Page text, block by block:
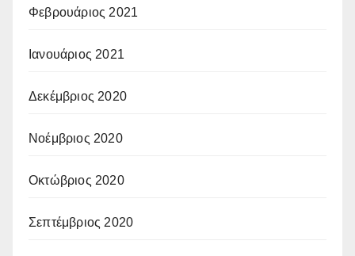
Φεβρουάριος 2021
Ιανουάριος 2021
Δεκέμβριος 2020
Νοέμβριος 2020
Οκτώβριος 2020
Σεπτέμβριος 2020